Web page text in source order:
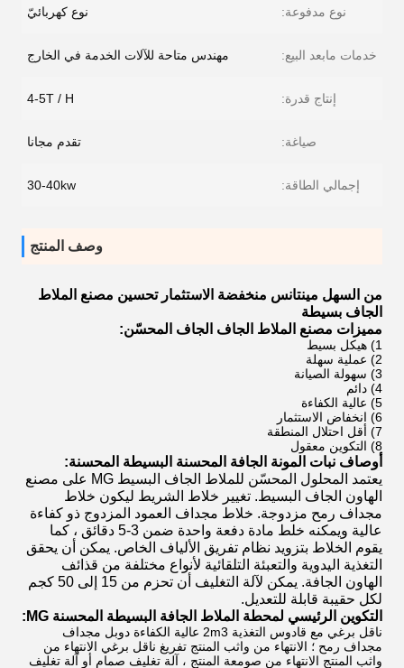
نوع مدفوعة: نوع كهربائيّ
خدمات مابعد البيع: مهندس متاحة للآلات الخدمة في الخارج
إنتاج قدرة: 4-5T / H
صياغة: تقدم مجانا
إجمالي الطاقة: 30-40kw
وصف المنتج
من السهل مينتانس منخفضة الاستثمار تحسين مصنع الملاط
الجاف بسيطة
مميزات مصنع الملاط الجاف الجاف المحسّن:
1) هيكل بسيط
2) عملية سهلة
3) سهولة الصيانة
4) دائم
5) عالية الكفاءة
6) انخفاض الاستثمار
7) أقل احتلال المنطقة
8) التكوين معقول
أوصاف نبات المونة الجافة المحسنة البسيطة المحسنة:
يعتمد المحلول المحسّن للملاط الجاف البسيط MG على مصنع
الهاون الجاف البسيط. تغيير خلاط الشريط ليكون خلاط
مجداف رمح مزدوجة. خلاط مجداف العمود المزدوج ذو كفاءة
عالية ويمكنه خلط مادة دفعة واحدة ضمن 3-5 دقائق ، كما
يقوم الخلاط بتزويد نظام تفريق الألياف الخاص. يمكن أن يحقق
التغذية اليدوية والتعبئة التلقائية لأنواع مختلفة من قذائف
الهاون الجافة.
يمكن لآلة التغليف أن تحزم من 15 إلى 50 كجم
لكل حقيبة قابلة للتعديل.
التكوين الرئيسي لمحطة الملاط الجافة البسيطة المحسنة MG:
ناقل برغي مع قادوس التغذية 2m3 عالية الكفاءة دوبل مجداف
مجداف رمح ؛ الانتهاء من واثب المنتج تفريغ ناقل برغي الانتهاء من
واثب المنتج الانتهاء من صومعة المنتج ، آلة تغليف صمام أو آلة تغليف